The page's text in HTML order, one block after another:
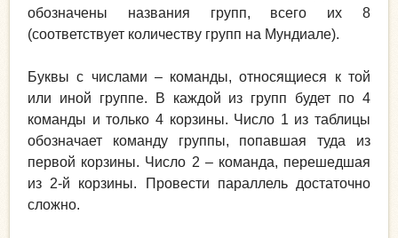
обозначены названия групп, всего их 8
(соответствует количеству групп на Мундиале).
Буквы с числами – команды, относящиеся к той
или иной группе. В каждой из групп будет по 4
команды и только 4 корзины. Число 1 из таблицы
обозначает команду группы, попавшая туда из
первой корзины. Число 2 – команда, перешедшая
из 2-й корзины. Провести параллель достаточно
сложно.